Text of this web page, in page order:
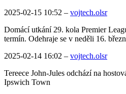
2025-02-15 10:52 – vojtech.olsr
Domácí utkání 29. kola Premier
termín. Odehraje se v neděli 16.
2025-02-14 16:02 – vojtech.olsr
Tereece John-Jules odchází na
Ipswich Town